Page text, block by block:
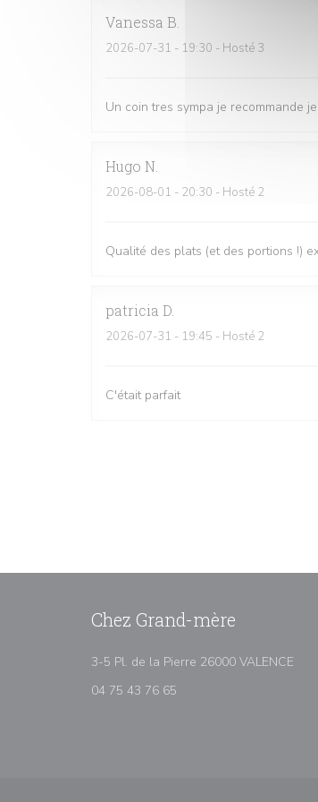
Vanessa B
2026-07-31 - 19:30 - Hosté 3
Un coin tres sympa je recommande
Hugo N
2026-08-01 - 20:30 - Hosté 2
Qualité des plats (et des portions !)
patricia D
2026-07-31 - 19:45 - Hosté 2
C'était parfait
Chez Grand-mère
3-5 Pl. de la Pierre 26000 VALENCE
04 75 43 76 65